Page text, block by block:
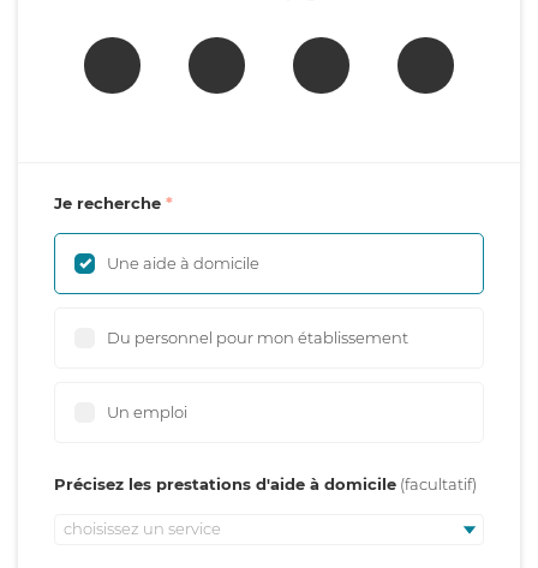
Je recherche
Une aide à domicile
Du personnel pour mon établissement
Un emploi
Précisez les prestations d'aide à domicile
choisissez un service